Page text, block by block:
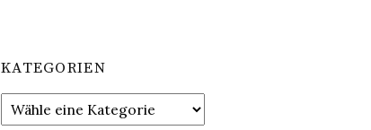
KATEGORIEN